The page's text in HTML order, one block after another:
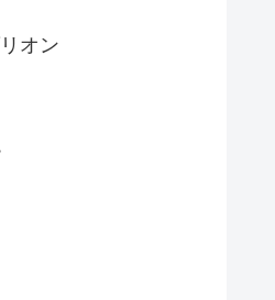
オン